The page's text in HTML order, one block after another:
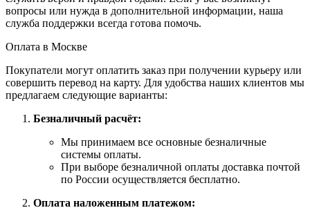
вопросы или нужда в дополнительной информации, наша
служба поддержки всегда готова помочь.
Оплата в Москве
Покупатели могут оплатить заказ при получении курьеру или
совершить перевод на карту. Для удобства наших клиентов мы
предлагаем следующие варианты:
Безналичный расчёт:
Мы принимаем все основные безналичные
системы оплаты.
При выборе безналичной оплаты доставка почтой
по России осуществляется бесплатно.
Оплата наложенным платежом: